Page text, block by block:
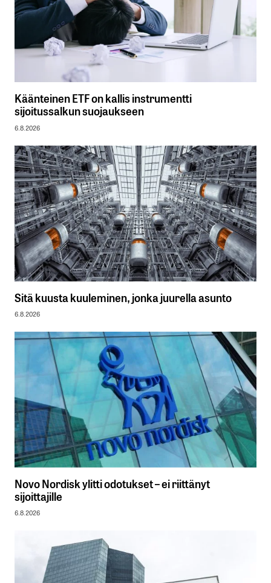
Käänteinen ETF on kallis instrumentti
sijoitussalkun suojaukseen
6.8.2026
Sitä kuusta kuuleminen, jonka juurella asunto
6.8.2026
Novo Nordisk ylitti odotukset – ei riittänyt
sijoittajille
6.8.2026